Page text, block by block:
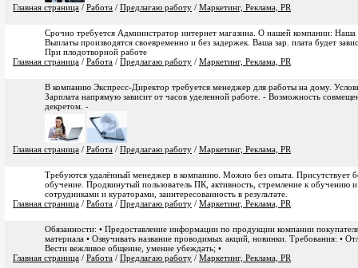
Главная страница / Работа / Предлагаю работу / Маркетинг, Реклама, PR
Срочно требуется Администратор интернет магазина. О нашей компании: Наша
Выплаты производятся своевременно и без задержек. Ваша зар. плата будет
При плодотворной работе
Главная страница / Работа / Предлагаю работу / Маркетинг, Реклама, PR
В компанию Экспресс-Директор требуется менеджер для работы на дому.
Зарплата напрямую зависит от часов уделенной работе. - Возможность
декретом. -
Главная страница / Работа / Предлагаю работу / Маркетинг, Реклама, PR
Требуются удалённый менеджер в компанию. Можно без опыта. Присутствует
обучение. Продвинутый пользователь ПК, активность, стремление к обучению и
сотрудниками и кураторами, заинтересованность в результате.
Главная страница / Работа / Предлагаю работу / Маркетинг, Реклама, PR
Обязанности: • Предоставление информации по продукции компании
материала • Озвучивать название проводимых акций, новинки. Требования: •
Вести вежливое общение, умение убеждать; •
Главная страница / Работа / Предлагаю работу / Маркетинг, Реклама, PR